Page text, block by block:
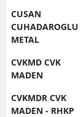
CUSAN
CUHADAROGLU
METAL
CVKMD CVK
MADEN
CVKMDR CVK
MADEN - RHKP